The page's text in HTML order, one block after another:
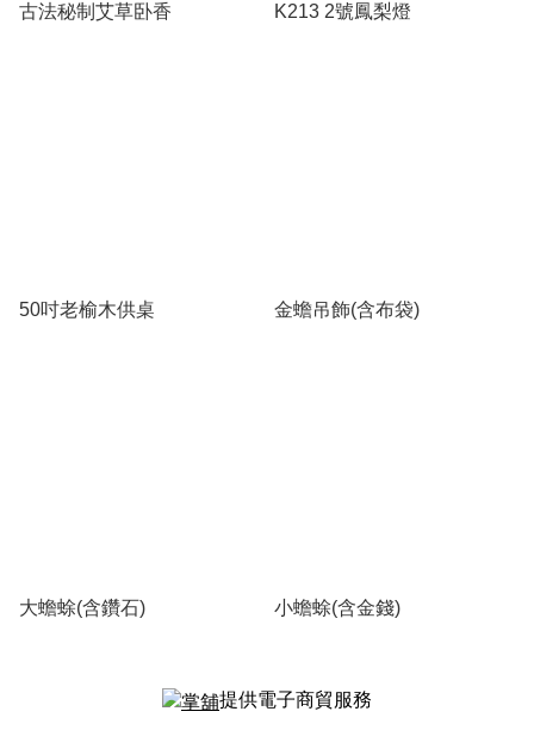
古法秘制艾草卧香 K213 2號鳳梨燈
50吋老榆木供桌 金蟾吊飾(含布袋)
大蟾蜍(含鑽石) 小蟾蜍(含金錢)
提供電子商貿服務